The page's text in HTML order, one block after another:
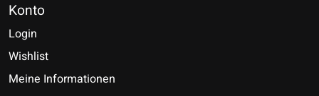
Konto
Login
Wishlist
Meine Informationen